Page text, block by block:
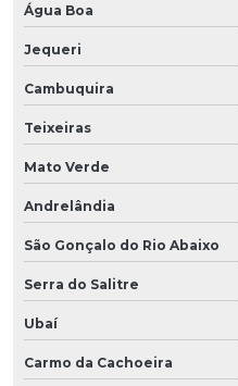
Água Boa
Jequeri
Cambuquira
Teixeiras
Mato Verde
Andrelândia
São Gonçalo do Rio Abaixo
Serra do Salitre
Ubaí
Carmo da Cachoeira